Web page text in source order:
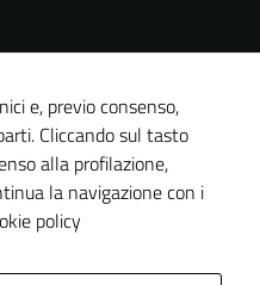
e, previo consenso,
Cliccando sul tasto
alla profilazione,
la navigazione con i
policy